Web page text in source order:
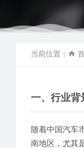
当前位置：
一、行业背
随着中国汽车
南地区，尤其